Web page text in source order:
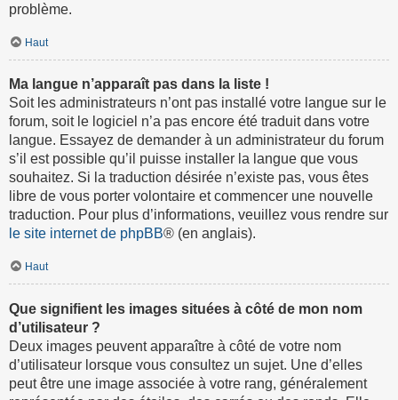
problème.
Haut
Ma langue n’apparaît pas dans la liste !
Soit les administrateurs n’ont pas installé votre langue sur le
forum, soit le logiciel n’a pas encore été traduit dans votre
langue. Essayez de demander à un administrateur du forum
s’il est possible qu’il puisse installer la langue que vous
souhaitez. Si la traduction désirée n’existe pas, vous êtes
libre de vous porter volontaire et commencer une nouvelle
traduction. Pour plus d’informations, veuillez vous rendre sur
le site internet de phpBB® (en anglais).
Haut
Que signifient les images situées à côté de mon nom
d’utilisateur ?
Deux images peuvent apparaître à côté de votre nom
d’utilisateur lorsque vous consultez un sujet. Une d’elles
peut être une image associée à votre rang, généralement